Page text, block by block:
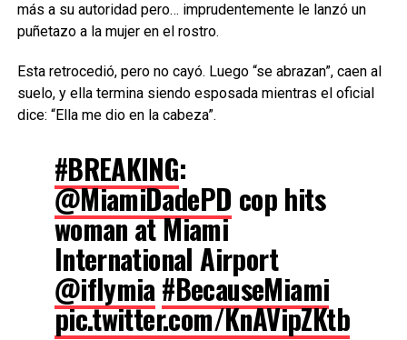
más a su autoridad pero… imprudentemente le lanzó un
puñetazo a la mujer en el rostro.
Esta retrocedió, pero no cayó. Luego “se abrazan”, caen al
suelo, y ella termina siendo esposada mientras el oficial
dice: “Ella me dio en la cabeza”.
#BREAKING:
@MiamiDadePD cop hits
woman at Miami
International Airport
@iflymia#BecauseMiami
pic.twitter.com/KnAVipZKtb